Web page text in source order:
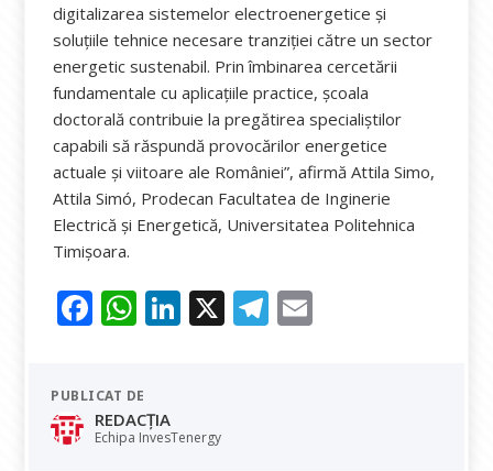
digitalizarea sistemelor electroenergetice și
soluțiile tehnice necesare tranziției către un sector
energetic sustenabil. Prin îmbinarea cercetării
fundamentale cu aplicațiile practice, școala
doctorală contribuie la pregătirea specialiștilor
capabili să răspundă provocărilor energetice
actuale și viitoare ale României”, afirmă Attila Simo,
Attila Simó, Prodecan Facultatea de Inginerie
Electrică și Energetică, Universitatea Politehnica
Timișoara.
F
e
b
o
W
at
s
A
Li
dI
X T
PUBLICAT DE
REDACȚIA
Echipa InvesTenergy